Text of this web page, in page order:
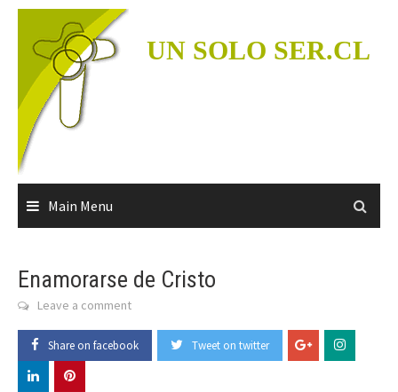
Skip
content
UN SOLO SER.CL
Main Menu
Enamorarse de Cristo
Leave a comment
Share on facebook Tweet on twitter